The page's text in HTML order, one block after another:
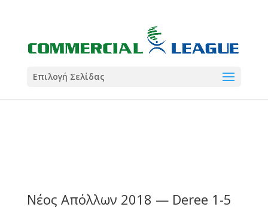
Coral
Σωματείο ΣΟΛ
Coral
5
Επιλογή Σελίδας
Νέος Απόλλων 2018 — Deree 1-5